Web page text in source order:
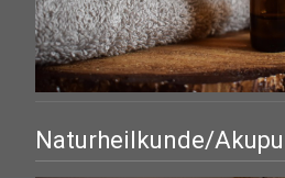
Naturheilkunde/